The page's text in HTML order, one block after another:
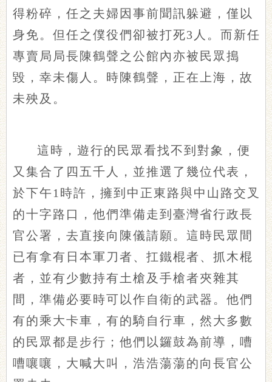
得粉碎，任之夫婦因事前聞訊躲避，僅以
身免。但任之僕役們卻被打死3人。而新任
專賣局局長陳鶴聲之公館內亦被民眾搗
毀，幸未傷人。時陳鶴聲，正在上海，故
未殃及。
這時，遊行的民眾看找不到對象，便
又集合了四五千人，並推選了幾位代表，
於下午1時許，擁到中正東路與中山路交叉
的十字路口，他們準備走到臺灣省行政長
官公署，去直接向陳儀請願。這時民眾間
已有拿有日本軍刀者、扛鐵棍者、抓木棍
者，並有少數持有土槍及手槍者夾雜其
間，準備必要時可以作自衛的武器。他們
有的乘大卡車，有的騎自行車，然大多數
的民眾都是步行；他們以鑼鼓為前導，嘈
嘈嚷嚷，大喊大叫，浩浩蕩蕩的向長官公